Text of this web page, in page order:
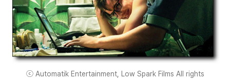
ⓒ Automatik Entertainment, Low Spark Films All rights